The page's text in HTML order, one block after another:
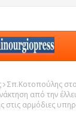
Σπ.Κοτοπούλης
από την
αρμόδιες